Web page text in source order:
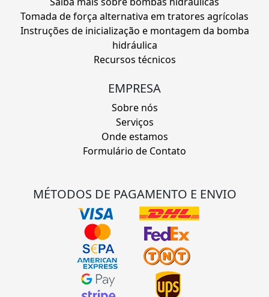
Tomada de força alternativa em tratores agrícolas
Instruções de inicialização e montagem da bomba
hidráulica
Recursos técnicos
EMPRESA
Sobre nós
Serviços
Onde estamos
Formulário de Contato
MÉTODOS DE PAGAMENTO E ENVIO